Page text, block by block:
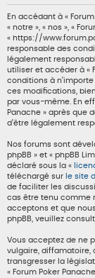
En accédant à «
« notre », « nos », «
« https://
responsable des
légalement
utiliser et accéder à «
conditions à
ces modifications,
par vous-même. En
Panache » après que
d’être légalement
Nos forums sont
phpBB » et « phpBB
déclaré sous la «
téléchargé sur le site
de faciliter les
cas être tenu comme
acceptons et que
phpBB, veuillez
Vous acceptez de ne
vulgaire, diffamatoire,
transgresser la
« Forum Poker